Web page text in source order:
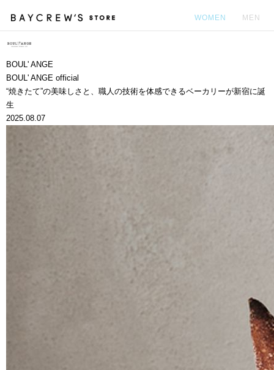
WOMEN MEN
BOUL' ANGE
BOUL' ANGE official
“焼きたて”の美味しさと、職人の技術を体感できるベーカリーが新宿に誕
生
2025.08.07